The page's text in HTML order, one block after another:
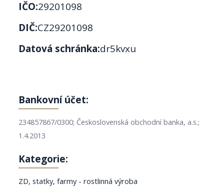
IČO:29201098
DIČ:CZ29201098
Datová schránka:dr5kvxu
Bankovní účet:
234857867/0300; Československá obchodní banka, a.s.;
1.4.2013
Kategorie:
ZD, statky, farmy - rostlinná výroba